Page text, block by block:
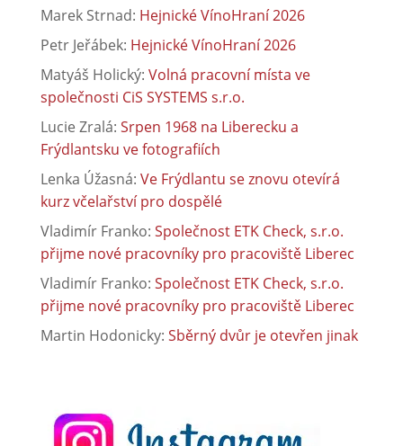
Marek Strnad: Hejnické VínoHraní 2026
Petr Jeřábek: Hejnické VínoHraní 2026
Matyáš Holický: Volná pracovní místa ve
společnosti CiS SYSTEMS s.r.o.
Lucie Zralá: Srpen 1968 na Liberecku a
Frýdlantsku ve fotografiích
Lenka Úžasná: Ve Frýdlantu se znovu otevírá
kurz včelařství pro dospělé
Vladimír Franko: Společnost ETK Check, s.r.o.
přijme nové pracovníky pro pracoviště Liberec
Vladimír Franko: Společnost ETK Check, s.r.o.
přijme nové pracovníky pro pracoviště Liberec
Martin Hodonicky: Sběrný dvůr je otevřen jinak